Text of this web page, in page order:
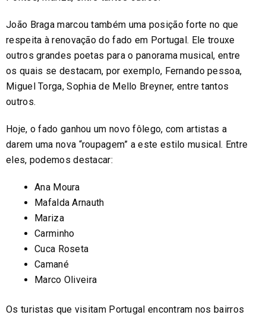
João Braga marcou também uma posição forte no que
respeita à renovação do fado em Portugal. Ele trouxe
outros grandes poetas para o panorama musical, entre
os quais se destacam, por exemplo, Fernando pessoa,
Miguel Torga, Sophia de Mello Breyner, entre tantos
outros.
Hoje, o fado ganhou um novo fôlego, com artistas a
darem uma nova “roupagem” a este estilo musical. Entre
eles, podemos destacar:
Ana Moura
Mafalda Arnauth
Mariza
Carminho
Cuca Roseta
Camané
Marco Oliveira
Os turistas que visitam Portugal encontram nos bairros